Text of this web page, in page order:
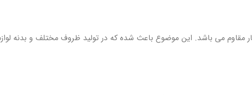
می باشد. این موضوع باعث شده که در تولید ظروف مختلف و بدنه